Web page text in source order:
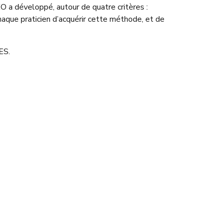
a développé, autour de quatre critères :
praticien d’acquérir cette méthode, et de